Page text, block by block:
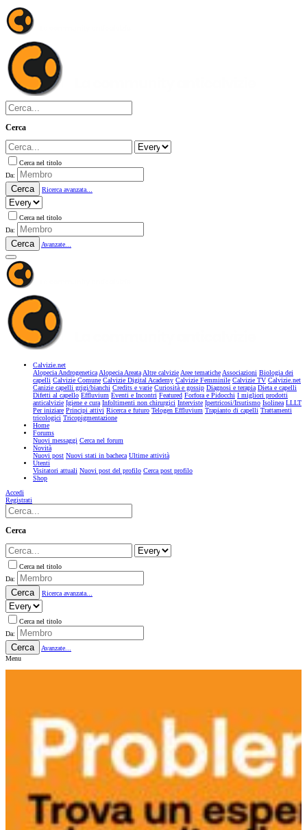
Cerca
Cerca nel titolo
Da:
Cerca Ricerca avanzata...
Cerca nel titolo
Da:
Cerca Avanzate...
Calvizie.net
Alopecia AndrogeneticaAlopecia AreataAltre calvizieAree tematicheAssociazioni Biologia dei
capelli Calvizie Comune Calvizie Digital Academy Calvizie Femminile Calvizie TV Calvizie.net
Canizie capelli grigi/bianchi Credits e varie Curiosità e gossip Diagnosi e terapia Dieta e capelli
Difetti al capello Effluvium Eventi e Incontri Featured Forfora e Pidocchi I migliori prodotti
anticalvizie Igiene e cura Infoltimenti non chirurgici Interviste Ipertricosi/Irsutismo Isolinea LLLT
Per iniziare Principi attivi Ricerca e futuro Telogen Effluvium Trapianto di capelli Trattamenti
tricologici Tricopigmentazione
Home
Forums
Nuovi messaggi Cerca nel forum
Novità
Nuovi post Nuovi stati in bacheca Ultime attività
Utenti
Visitatori attuali Nuovi post del profilo Cerca post profilo
Shop
Accedi
Registrati
Cerca
Cerca nel titolo
Da:
Cerca Ricerca avanzata...
Cerca nel titolo
Da:
Cerca
Avanzate...
Menu